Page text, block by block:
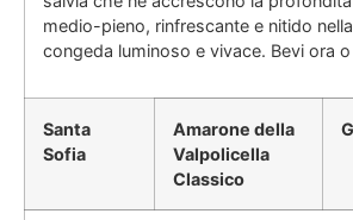
medio-pieno, rinfrescante e nitido
congeda luminoso e vivace. Bevi ora
Santa
Sofia
Amarone della
Valpolicella
Classico